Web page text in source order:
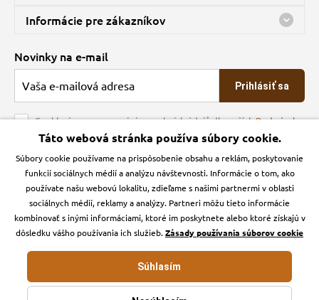
Predajňa a sklad Kbely
Bohužiaľ, momentálne máme zatvorené
Informácie pre zákazníkov
O spoločnosti
Veľkoobchod
Obchodné podmienky
Kontakt
Podmienky ochrany osobných údajov
Zásady používanie cookies a Google Analytics
Novinky na e-mail
Prihlásiť sa
Souhlasím se zpracováním osobních údajů dle našichPodmínek
ochrany osobních údajů
Krmiva Pučálka na sociálnych sieťach
Instagran Facebook
Táto webová stránka používa súbory cookie.
Súbory cookie používame na prispôsobenie obsahu a reklám, poskytovanie
funkcií sociálnych médií a analýzu návštevnosti. Informácie o tom, ako
používate našu webovú lokalitu, zdieľame s našimi partnermi v oblasti
sociálnych médií, reklamy a analýzy. Partneri môžu tieto informácie
kombinovať s inými informáciami, ktoré im poskytnete alebo ktoré získajú v
dôsledku vášho používania ich služieb.Zásady používania súborov cookie
Súhlasím